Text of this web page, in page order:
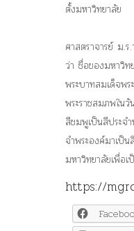
ตั้งมหาวิทยาลัย
ศาสตราจารย์ ม.
ว่า ชื่อของมหาวิท
พระบาทสมเด็จพ
พระราชสมภพในวั
สีชมพูเป็นสีประจ
จำพระองค์มาเป็
มหาวิทยาลัยเพื่อ
https://